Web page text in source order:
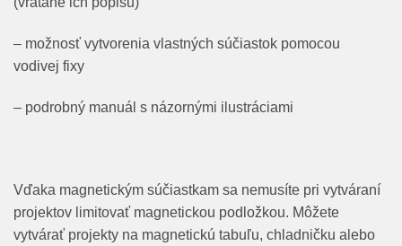
– možnosť vytvorenia vlastných súčiastok pomocou
vodivej fixy
– podrobný manuál s názornými ilustráciami
Vďaka magnetickým súčiastkam sa nemusíte pri vytváraní
projektov limitovať magnetickou podložkou. Môžete
vytvárať projekty na magnetickú tabuľu, chladničku alebo